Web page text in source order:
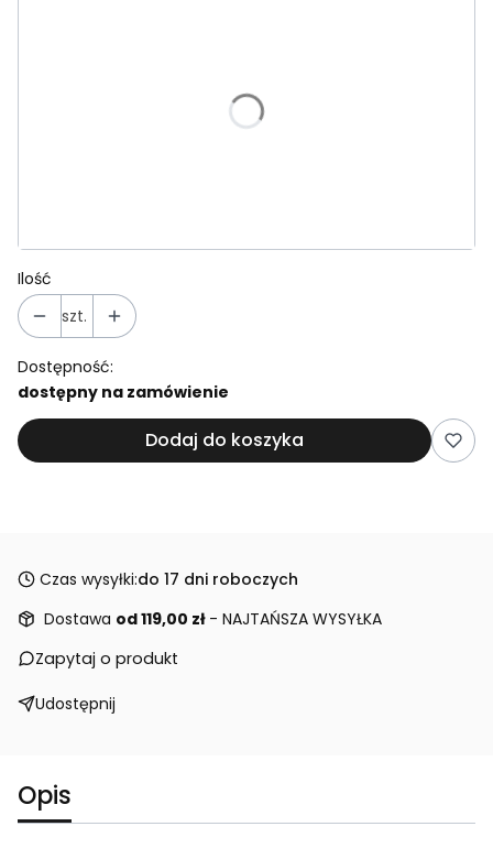
Ilość
szt.
Dostępność:
dostępny na zamówienie
Dodaj do koszyka
Czas wysyłki:do 17 dni roboczych
Dostawa od 119,00 zł - NAJTAŃSZA WYSYŁKA
Zapytaj o produkt
Udostępnij
Opis